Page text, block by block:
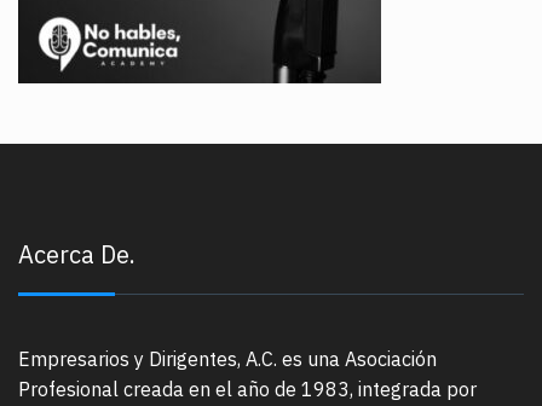
Acerca De.
Empresarios y Dirigentes, A.C. es una Asociación
Profesional creada en el año de 1983, integrada por